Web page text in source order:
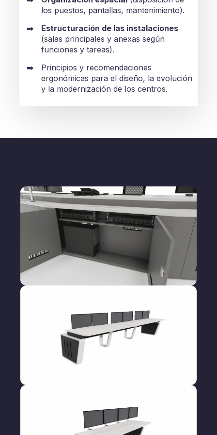
los puestos, pantallas, mantenimiento).
Estructuración de las instalaciones
(salas principales y anexas según
funciones y tareas).
Principios y recomendaciones
ergonómicas para el diseño, la evolución
y la modernización de los centros.